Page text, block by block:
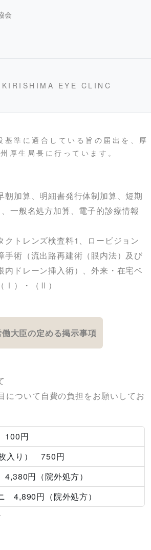
会
EYE CLINC
基準に適合している旨の届出を、厚
厚生局長に行っています。
朝加算、明細書発行体制加算、短期
一般名処方加算、電子的診療情報
クトレンズ検査料1、ロービジョン
手術（流出路再建術（眼内法）及び
内ドレーン挿入術）、外来・在宅ベ
Ⅰ）・（Ⅱ）
大臣の定める掲示事項
について自費の負担をお願いしてお
100円
入り） 750円
円（院外処方）
4,890円（院外処方）